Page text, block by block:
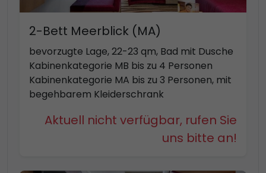
2-Bett Meerblick (MA)
bevorzugte Lage, 22-23 qm, Bad mit Dusche
Kabinenkategorie MB bis zu 4 Personen
Kabinenkategorie MA bis zu 3 Personen, mit
begehbarem Kleiderschrank
Aktuell nicht verfügbar, rufen Sie
uns bitte an!